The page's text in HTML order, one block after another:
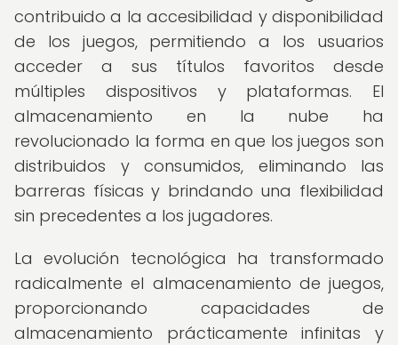
contribuido a la accesibilidad y disponibilidad
de los juegos, permitiendo a los usuarios
acceder a sus títulos favoritos desde
múltiples dispositivos y plataformas. El
almacenamiento en la nube ha
revolucionado la forma en que los juegos son
distribuidos y consumidos, eliminando las
barreras físicas y brindando una flexibilidad
sin precedentes a los jugadores.
La evolución tecnológica ha transformado
radicalmente el almacenamiento de juegos,
proporcionando capacidades de
almacenamiento prácticamente infinitas y